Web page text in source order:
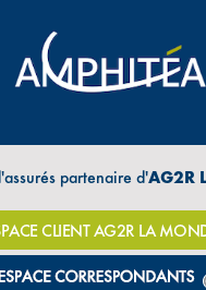
partenaire d'AG2R
CLIENT AG2R LA